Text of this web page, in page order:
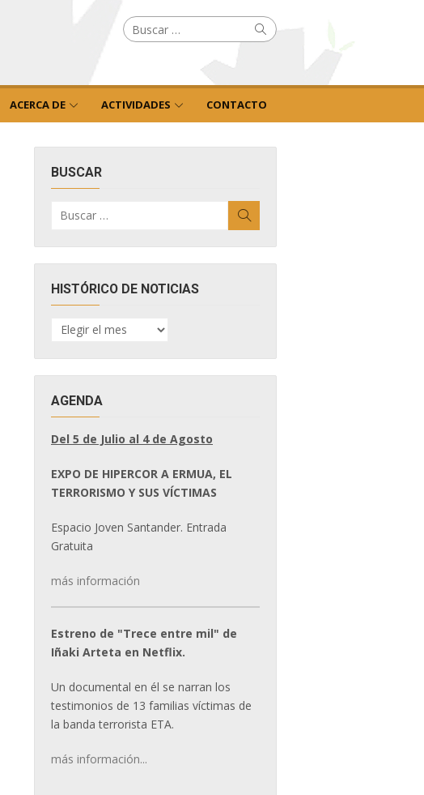
Buscar
por: Buscar
ACERCA DE ACTIVIDADES CONTACTO
BUSCAR
por:
HISTÓRICO DE NOTICIAS
HISTÓRICO
DE
AGENDA
Del 5 de Julio al 4 de Agosto
EXPO DE HIPERCOR A ERMUA, EL
TERRORISMO Y SUS VÍCTIMAS
Espacio Joven Santander. Entrada
Gratuita
más información
Estreno de "Trece entre mil" de
Iñaki Arteta en Netflix.
Un documental en él se narran los
testimonios de 13 familias víctimas de
la banda terrorista ETA.
más información...